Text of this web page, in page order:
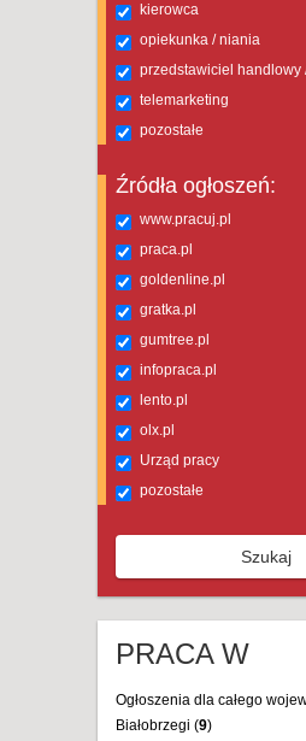
kierowca
opiekunka / niania
przedstawiciel handlowy
telemarketing
pozostałe
Źródła ogłoszeń:
www.pracuj.pl
praca.pl
goldenline.pl
gratka.pl
gumtree.pl
infopraca.pl
lento.pl
olx.pl
Urząd pracy
pozostałe
Szukaj
PRACA W
Ogłoszenia dla całego
Białobrzegi (9)